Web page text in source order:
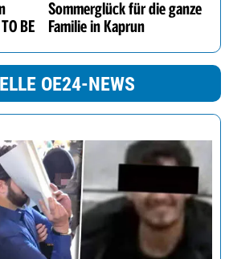
BE
Sommerglück für die ganze
Familie in Kaprun
OE24-NEWS